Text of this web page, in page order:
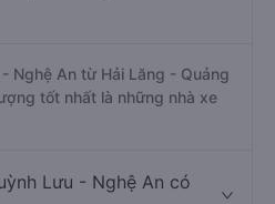
Nghệ An từ Hải Lăng - Quảng
tốt nhất là những nhà xe
Lưu - Nghệ An có